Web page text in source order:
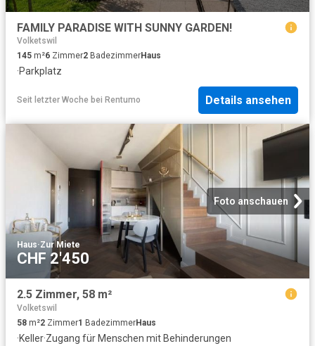
FAMILY PARADISE WITH SUNNY GARDEN!
Volketswil
145 m²6 Zimmer2 BadezimmerHaus
·Parkplatz
Seit letzter Woche bei Rentumo Details ansehen
Foto anschauen
Haus·Zur Miete
CHF 2'450
2.5 Zimmer, 58 m²
Volketswil
58 m²2 Zimmer1 BadezimmerHaus
·Keller·Zugang für Menschen mit Behinderungen